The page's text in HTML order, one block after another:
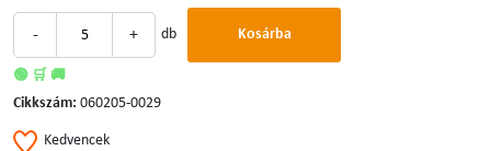
- + db Kosárba
🟢 🛒 🚚
Cikkszám: 060205-0029
Kedvencek